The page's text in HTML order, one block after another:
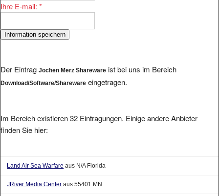
Ihre E-mail: *
Der Eintrag Jochen Merz Shareware ist bei uns im Bereich
Download/Software/Shareware eingetragen.
Im Bereich existieren 32 Eintragungen. Einige andere Anbieter
finden Sie hier:
Land Air Sea Warfare aus N/A Florida
JRiver Media Center aus 55401 MN